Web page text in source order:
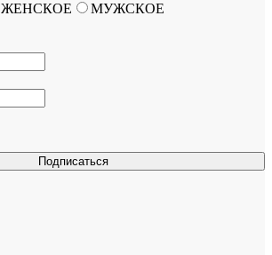
Подписаться
ЖЕНСКОЕ МУЖСКОЕ